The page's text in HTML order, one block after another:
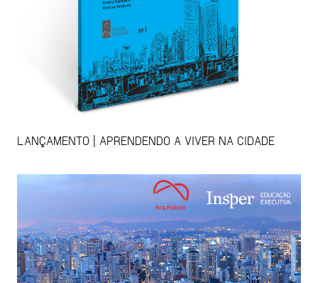
LANÇAMENTO | APRENDENDO A VIVER NA CIDADE